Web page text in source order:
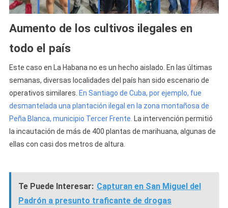
Aumento de los cultivos ilegales en
todo el país
Este caso en La Habana no es un hecho aislado. En las últimas
semanas, diversas localidades del país han sido escenario de
operativos similares. En Santiago de Cuba, por ejemplo, fue
desmantelada una plantación ilegal en la zona montañosa de
Peña Blanca, municipio Tercer Frente. La intervención permitió
la incautación de más de 400 plantas de marihuana, algunas de
ellas con casi dos metros de altura.
Te Puede Interesar: Capturan en San Miguel del
Padrón a presunto traficante de drogas